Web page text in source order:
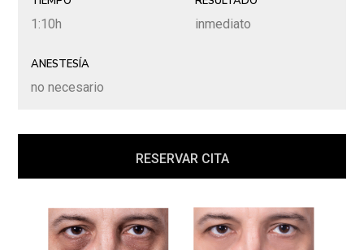
1:10h inmediato
ANESTESÍA
no necesario
RESERVAR CITA